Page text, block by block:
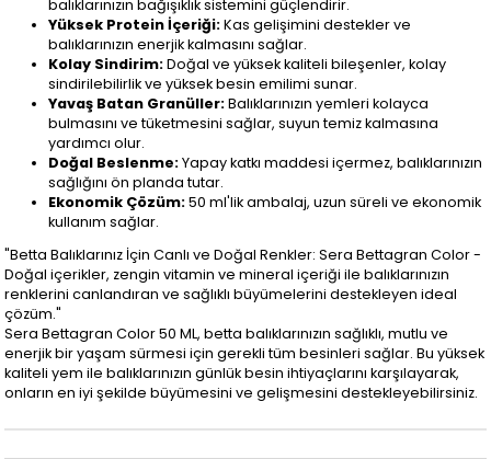
balıklarınızın bağışıklık sistemini güçlendirir.
Yüksek Protein İçeriği:Kas gelişimini destekler ve
balıklarınızın enerjik kalmasını sağlar.
Kolay Sindirim:Doğal ve yüksek kaliteli bileşenler, kolay
sindirilebilirlik ve yüksek besin emilimi sunar.
Yavaş Batan Granüller:Balıklarınızın yemleri kolayca
bulmasını ve tüketmesini sağlar, suyun temiz kalmasına
yardımcı olur.
Doğal Beslenme:Yapay katkı maddesi içermez, balıklarınızın
sağlığını ön planda tutar.
Ekonomik Çözüm:50 ml'lik ambalaj, uzun süreli ve ekonomik
kullanım sağlar.
"Betta Balıklarınız İçin Canlı ve Doğal Renkler: Sera Bettagran Color -
Doğal içerikler, zengin vitamin ve mineral içeriği ile balıklarınızın
renklerini canlandıran ve sağlıklı büyümelerini destekleyen ideal
çözüm."
Sera Bettagran Color 50 ML, betta balıklarınızın sağlıklı, mutlu ve
enerjik bir yaşam sürmesi için gerekli tüm besinleri sağlar. Bu yüksek
kaliteli yem ile balıklarınızın günlük besin ihtiyaçlarını karşılayarak,
onların en iyi şekilde büyümesini ve gelişmesini destekleyebilirsiniz.